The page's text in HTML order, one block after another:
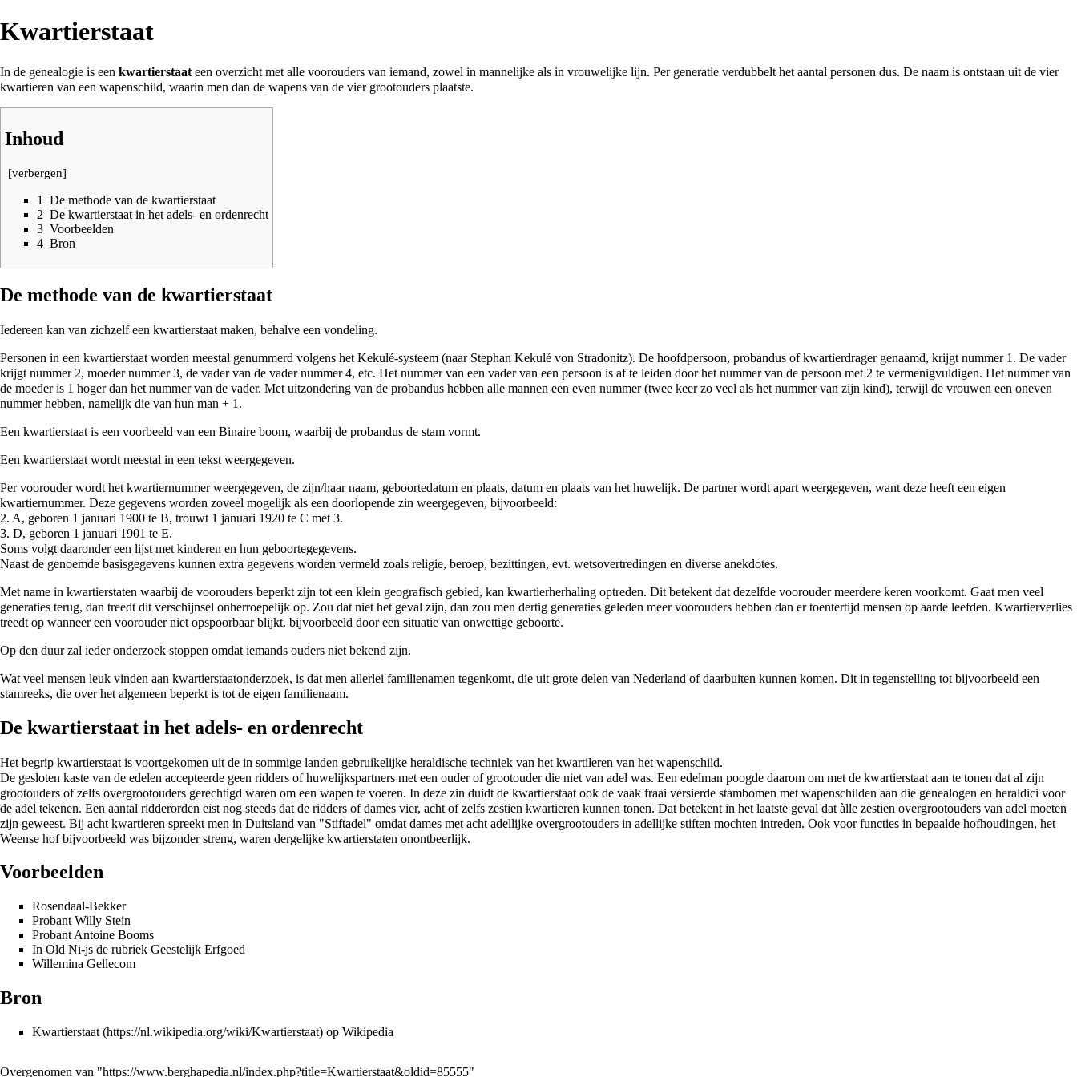
Kwartierstaat
In de genealogie is een kwartierstaat een overzicht met alle voorouders van iemand, zowel in mannelijke als in vrouwelijke lijn. Per generatie verdubbelt het aantal personen dus. De naam is ontstaan uit de vier
kwartieren van een wapenschild, waarin men dan de wapens van de vier grootouders plaatste.
Inhoud
[verbergen]
1
De methode van de kwartierstaat
2 De kwartierstaat in het adels- en ordenrecht
3 Voorbeelden
4 Bron
De methode van de kwartierstaat
Iedereen kan van zichzelf een kwartierstaat maken, behalve een vondeling.
Personen in een kwartierstaat worden meestal genummerd volgens het Kekulé-systeem (naar Stephan Kekulé von Stradonitz). De hoofdpersoon, probandus of kwartierdrager genaamd, krijgt nummer 1. De vader
krijgt nummer 2, moeder nummer 3, de vader van de vader nummer 4, etc. Het nummer van een vader van een persoon is af te leiden door het nummer van de persoon met 2 te vermenigvuldigen. Het nummer van
de moeder is 1 hoger dan het nummer van de vader. Met uitzondering van de probandus hebben alle mannen een even nummer (twee keer zo veel als het nummer van zijn kind), terwijl de vrouwen een oneven
nummer hebben, namelijk die van hun man + 1.
Een kwartierstaat is een voorbeeld van een Binaire boom, waarbij de probandus de stam vormt.
Een kwartierstaat wordt meestal in een tekst weergegeven.
Per voorouder wordt het kwartiernummer weergegeven, de zijn/haar naam, geboortedatum en plaats, datum en plaats van het huwelijk. De partner wordt apart weergegeven, want deze heeft een eigen
kwartiernummer. Deze gegevens worden zoveel mogelijk als een doorlopende zin weergegeven, bijvoorbeeld:
2. A, geboren 1 januari 1900 te B, trouwt 1 januari 1920 te C met 3.
3. D, geboren 1 januari 1901 te E.
Soms volgt daaronder een lijst met kinderen en hun geboortegegevens.
Naast de genoemde basisgegevens kunnen extra gegevens worden vermeld zoals religie, beroep, bezittingen, evt. wetsovertredingen en diverse anekdotes.
Met name in kwartierstaten waarbij de voorouders beperkt zijn tot een klein geografisch gebied, kan kwartierherhaling optreden. Dit betekent dat dezelfde voorouder meerdere keren voorkomt. Gaat men veel
generaties terug, dan treedt dit verschijnsel onherroepelijk op. Zou dat niet het geval zijn, dan zou men dertig generaties geleden meer voorouders hebben dan er toentertijd mensen op aarde leefden. Kwartierverlies
treedt op wanneer een voorouder niet opspoorbaar blijkt, bijvoorbeeld door een situatie van onwettige geboorte.
Op den duur zal ieder onderzoek stoppen omdat iemands ouders niet bekend zijn.
Wat veel mensen leuk vinden aan kwartierstaatonderzoek, is dat men allerlei familienamen tegenkomt, die uit grote delen van Nederland of daarbuiten kunnen komen. Dit in tegenstelling tot bijvoorbeeld een
stamreeks, die over het algemeen beperkt is tot de eigen familienaam.
De kwartierstaat in het adels- en ordenrecht
Het begrip kwartierstaat is voortgekomen uit de in sommige landen gebruikelijke heraldische techniek van het kwartileren van het wapenschild.
De gesloten kaste van de edelen accepteerde geen ridders of huwelijkspartners met een ouder of grootouder die niet van adel was. Een edelman poogde daarom om met de kwartierstaat aan te tonen dat al zijn
grootouders of zelfs overgrootouders gerechtigd waren om een wapen te voeren. In deze zin duidt de kwartierstaat ook de vaak fraai versierde stambomen met wapenschilden aan die genealogen en heraldici voor
de adel tekenen. Een aantal ridderorden eist nog steeds dat de ridders of dames vier, acht of zelfs zestien kwartieren kunnen tonen. Dat betekent in het laatste geval dat àlle zestien overgrootouders van adel moeten
zijn geweest. Bij acht kwartieren spreekt men in Duitsland van "Stiftadel" omdat dames met acht adellijke overgrootouders in adellijke stiften mochten intreden. Ook voor functies in bepaalde hofhoudingen, het
Weense hof bijvoorbeeld was bijzonder streng, waren dergelijke kwartierstaten onontbeerlijk.
Voorbeelden
Rosendaal-Bekker
Probant Willy Stein
Probant Antoine Booms
In Old Ni-js de rubriek Geestelijk Erfgoed
Willemina Gellecom
Bron
Kwartierstaat op Wikipedia
Overgenomen van "https://www.berghapedia.nl/index.php?title=Kwartierstaat&oldid=85555"